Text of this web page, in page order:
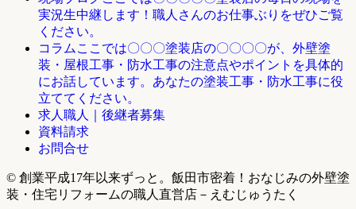
実況生中継します！職人さんのお仕事ぶりをぜひご覧
ください。
コラム ここでは〇〇〇塗装店の〇〇〇〇が、外壁塗
装・屋根工事・防水工事の注意点やポイントを具体的
にお話しています。あなたの塗装工事・防水工事に役
立ててください。
求人職人｜後継者募集
資料請求
お問合せ
© 創業平成17年以来ずっと。飯田市密着！おなじみの外壁塗
装・住宅リフォームの職人直営店－えむじゅうたく